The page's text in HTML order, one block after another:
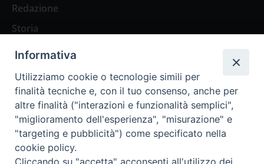
Redazione
Storia
Abbonamenti
Abbonamento Annuale Digitale
Abbonamento Annuale Cartaceo
Abbonamento Singola Copia Digitale
Informativa
Utilizziamo cookie o tecnologie simili per
finalità tecniche e, con il tuo consenso, anche per
altre finalità ("interazioni e funzionalità semplici",
"miglioramento dell'esperienza", "misurazione" e
"targeting e pubblicità") come specificato nella
cookie policy.